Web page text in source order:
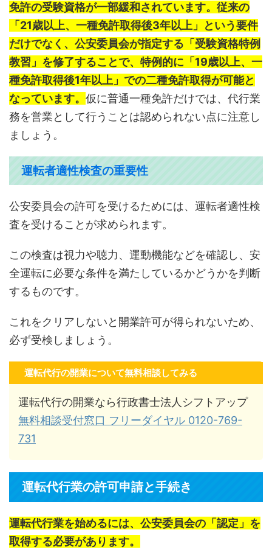
免許の受験資格が一部緩和されています。従来の
「21歳以上、一種免許取得後3年以上」という要件
だけでなく、公安委員会が指定する「受験資格特例
教習」を修了することで、特例的に「19歳以上、一
種免許取得後1年以上」での二種免許取得が可能と
なっています。 仮に普通一種免許だけでは、代行業
務を営業として行うことは認められない点に注意し
ましょう。
運転者適性検査の重要性
公安委員会の許可を受けるためには、運転者適性検
査を受けることが求められます。
この検査は視力や聴力、運動機能などを確認し、安
全運転に必要な条件を満たしているかどうかを判断
するものです。
これをクリアしないと開業許可が得られないため、
必ず受検しましょう。
運転代行の開業について無料相談してみる
運転代行の開業なら行政書士法人シフトアップ
無料相談受付窓口 フリーダイヤル 0120-769-
731
運転代行業の許可申請と手続き
運転代行業を始めるには、公安委員会の「認定」を
取得する必要があります。